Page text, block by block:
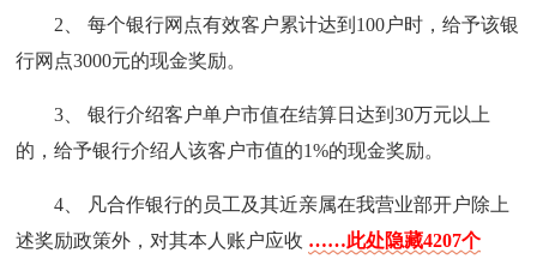
2、 每个银行网点有效客户累计达到100户时，给予该银
行网点3000元的现金奖励。
3、 银行介绍客户单户市值在结算日达到30万元以上
的，给予银行介绍人该客户市值的1%的现金奖励。
4、 凡合作银行的员工及其近亲属在我营业部开户除上
述奖励政策外，对其本人账户应收 ……此处隐藏4207个